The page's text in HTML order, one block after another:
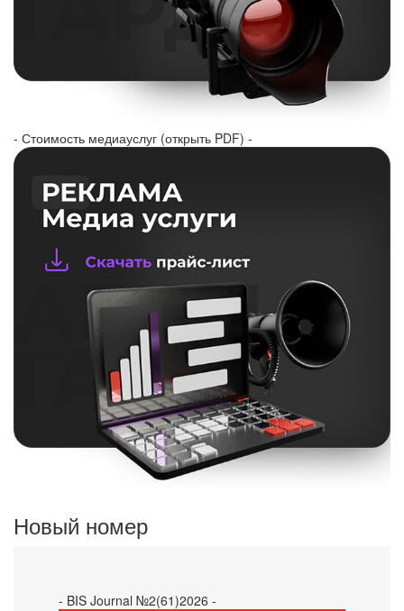
- Стоимость медиауслуг (открыть PDF) -
Новый номер
- BIS Journal №2(61)2026 -